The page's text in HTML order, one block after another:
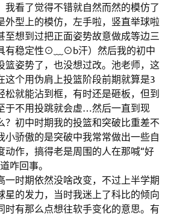
我看了觉得不错就自然而然的模仿了
外型上的模仿，左手啦，竖直举球啦
至想到过把正面姿势故意做成等边三
有稳定性⊙﹏⊙b汗）然后我的初中
篮姿势了，也没想过改。池老师，这
这个用伪肩上投篮阶段前期就算是3
松就能沾到框，有时还是砸板，但到
于不用投跳就会虚…然后一直到现
？初中时期我的投篮和突破比重差不
小骄傲的是突破中我常常做出一些自
动作，搞得老是周围的人在那喊“好
咋回事。
一时期依然没啥改变，不过上半学期
星的发力，当时我迷上了科比的倾向
时有那么点想往软手变化的意思。有